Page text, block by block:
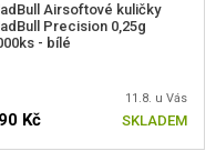
Airsoftové kuličky
Precision 0,25g
- bílé
11.8. u Vás
Kč SKLADEM